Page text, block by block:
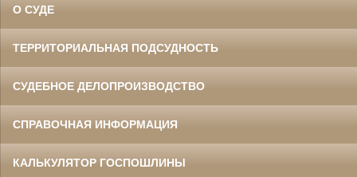
О СУДЕ
ТЕРРИТОРИАЛЬНАЯ ПОДСУДНОСТЬ
СУДЕБНОЕ ДЕЛОПРОИЗВОДСТВО
СПРАВОЧНАЯ ИНФОРМАЦИЯ
КАЛЬКУЛЯТОР ГОСПОШЛИНЫ